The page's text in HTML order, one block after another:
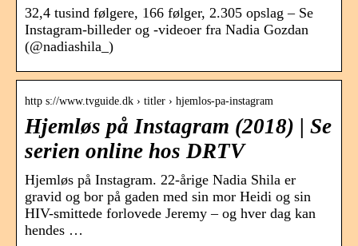
32,4 tusind følgere, 166 følger, 2.305 opslag – Se
Instagram-billeder og -videoer fra Nadia Gozdan
(@nadiashila_)
http s://www.tvguide.dk › titler › hjemlos-pa-instagram
Hjemløs på Instagram (2018) | Se
serien online hos DRTV
Hjemløs på Instagram. 22-årige Nadia Shila er
gravid og bor på gaden med sin mor Heidi og sin
HIV-smittede forlovede Jeremy – og hver dag kan
hendes …